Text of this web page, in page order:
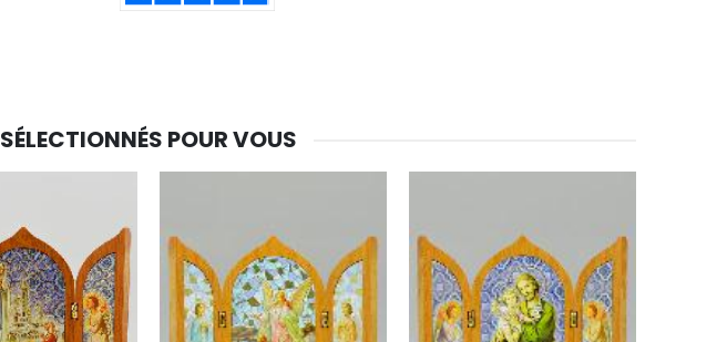
€15.00 €13.50 €12.00 €9.60
-20%
SÉLECTIONNÉS POUR VOUS